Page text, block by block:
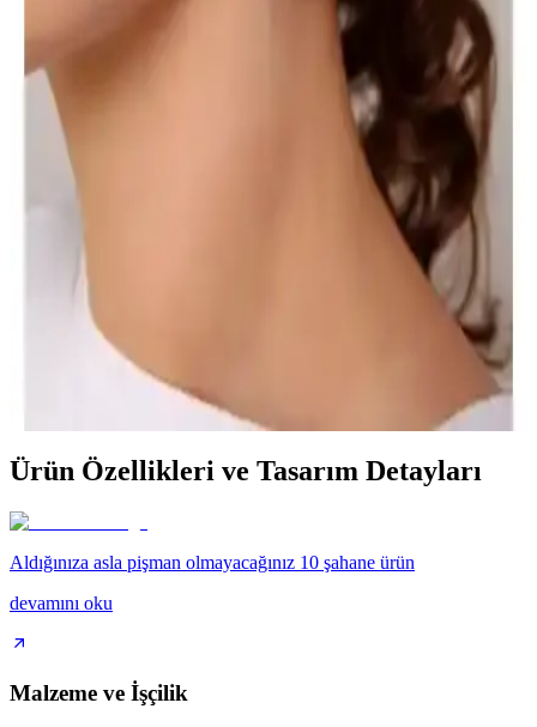
Aurrari'nin güneş figürlü altın kaplama küpesi, zarif tasarımı ve
yüksek kaliteli malzemeleriyle şıklık ve pozitif enerji sunar.
Kullanımı kolay, dayanıklı ve hassas ciltlere uygun olup, günlük ve
özel günler için ideal bir seçimdir.
EURO DAY Siyah Fileli Mutfak Bandanası
Profesyonel Aşçılar ve Sağlık Çalışanları İçin
EURO DAY tasarımı siyah fileli mutfak bandanası, dayanıklı
polyester kumaşı ve rahat yapısıyla profesyonel kullanım için ideal,
Aurrari 2'li Gold Renk Kuzey Yıldızı Earcuff: Şıklık
ve Çok Yönlülük Sunan Özel Takı
Aurrari'nin altın renkli 2'li kuzey yıldızı earcuff'u, şıklık ve çok
yönlülük sunar. Sınırlı sayıda üretilen bu ürün, farklı tarzlara uyum
sağlar ve dikkat çekici detaylar içerir.
Ürün Özellikleri ve Tasarım Detayları
Aldığınıza asla pişman olmayacağınız 10 şahane ürün
devamını oku
Malzeme ve İşçilik